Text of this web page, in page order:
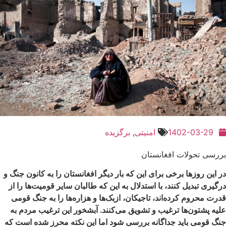
1402-03-29 امنیتی, برگزیده
بررسی تحولات افغانستان
در این روزها برخی برای این که بار دیگر افغانستان را به کانون جنگ و
درگیری تبدیل کنند، با استدلال به این که طالبان سایر قومیت‌ها را از
قدرت محروم کرده‌اند، تاجیکان، ازبک‌ها و هزاره‌ها را به جنگ قومی
علیه پشتون‌ها ترغیب و تشویق می‌کنند. آبشخور این ترغیب مردم به
جنگ قومی باید جداگانه بررسی شود اما این نکته محرز شده است که